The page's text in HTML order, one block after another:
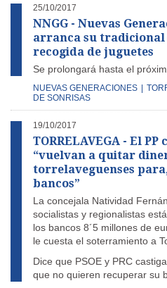
25/10/2017
NNGG - Nuevas
arranca su
recogida de juguetes
Se prolongará hasta el
NUEVAS GENERACIONES
DE SONRISAS
19/10/2017
TORRELAVEGA - El PP
“vuelvan a quitar
torrelaveguenses
bancos”
La concejala Natividad
socialistas y regionalistas
los bancos 8´5 millones de
le cuesta el soterramiento a
Dice que PSOE y PRC
que no quieren recuperar su